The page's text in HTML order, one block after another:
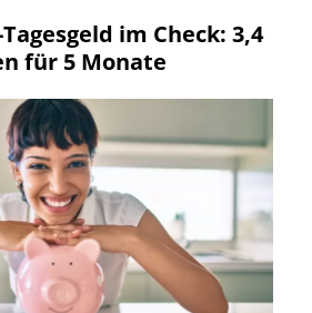
im Check: 3,4
für 5 Monate